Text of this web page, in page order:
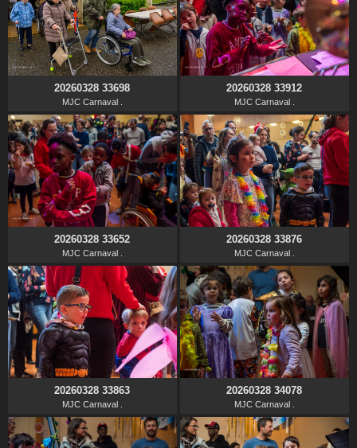
20260328 33698
MJC Carnaval .
20260328 33912
MJC Carnaval .
20260328 33652
MJC Carnaval .
20260328 33876
MJC Carnaval .
20260328 33863
MJC Carnaval .
20260328 34078
MJC Carnaval .